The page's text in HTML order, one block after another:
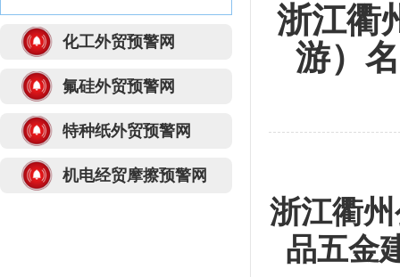
化工外贸预警网
氟硅外贸预警网
特种纸外贸预警网
机电经贸摩擦预警网
浙江衢
游）
浙江衢
品五金